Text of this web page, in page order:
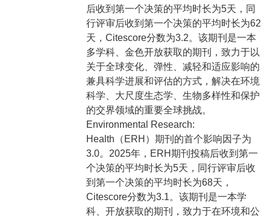
后收到第一个决策的平均时长为5天，同
行评审后收到第一个决策的平均时长为62
天，Citescore分数为3.2。该期刊是一本
多学科、金色开放获取的期刊，致力于以
关于全球变化、弹性、减轻和适应影响的
兼具科学进展和评估的方式，解决在环境
科学、大尺度生态学、生物多样性和保护
的交界领域的重要全球挑战。
Environmental Research:
Health（ERH）期刊的首个影响因子为
3.0。2025年，ERH期刊投稿后收到第一
个决策的平均时长为5天，同行评审后收
到第一个决策的平均时长为68天，
Citescore分数为3.1。该期刊是一本学
科、开放获取的期刊，致力于在环境和公